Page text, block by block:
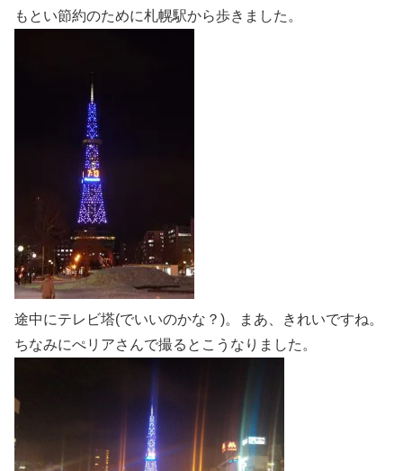
もとい節約のために札幌駅から歩きました。
途中にテレビ塔(でいいのかな？)。まあ、きれいですね。
ちなみにぺリアさんで撮るとこうなりました。